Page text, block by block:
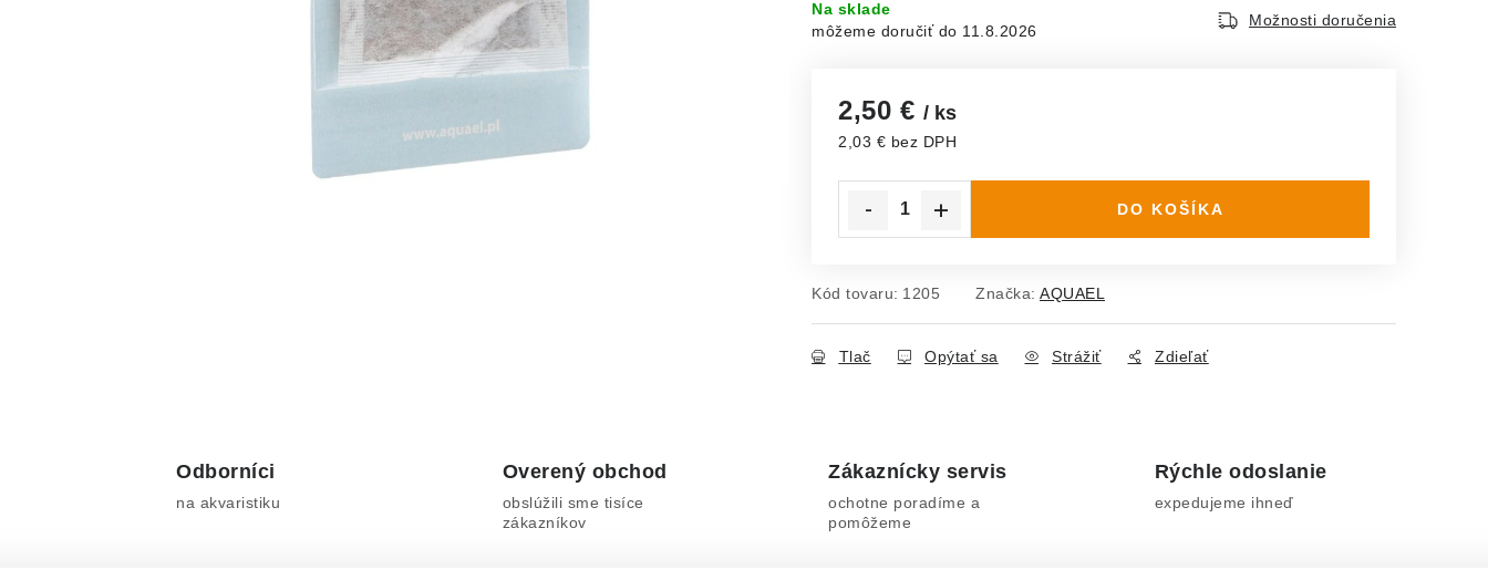
Na sklade
11.8.2026
Možnosti doručenia
2,50 € / ks
2,03 € bez DPH
DO KOŠÍKA
Kód tovaru: 1205 Značka: AQUAEL
Tlač Opýtať sa Strážiť Zdieľať
Odborníci
na akvaristiku
Overený obchod
obslúžili sme tisíce
zákazníkov
Zákaznícky servis
ochotne poradíme a
pomôžeme
Rýchle odoslanie
expedujeme ihneď